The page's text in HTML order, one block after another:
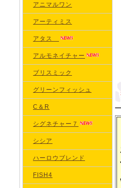
アニマルワン
アーティミス
アタス
アルモネイチャー
ブリスミック
グリーンフィッシュ
C＆R
シグネチャー７
シシア
ハーロウブレンド
FISH4